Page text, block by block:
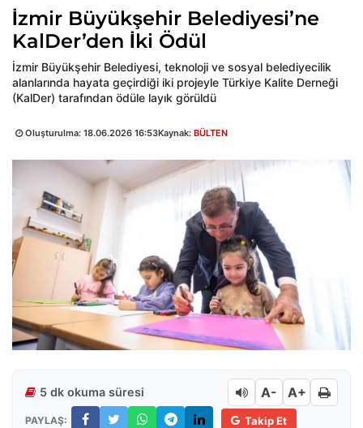
İzmir Büyükşehir Belediyesi’ne
KalDer’den İki Ödül
İzmir Büyükşehir Belediyesi, teknoloji ve sosyal belediyecilik
alanlarında hayata geçirdiği iki projeyle Türkiye Kalite Derneği
(KalDer) tarafından ödüle layık görüldü
Oluşturulma: 18.06.2026 16:53Kaynak: BÜLTEN
5 dk okuma süresi A- A+
PAYLAŞ: Takip Et